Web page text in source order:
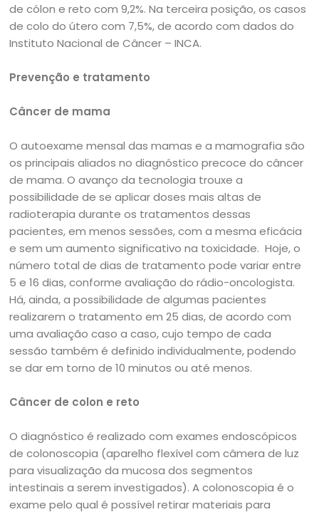
de cólon e reto com 9,2%. Na terceira posição, os casos
de colo do útero com 7,5%, de acordo com dados do
Instituto Nacional de Câncer – INCA.
Prevenção e tratamento
Câncer de mama
O autoexame mensal das mamas e a mamografia são
os principais aliados no diagnóstico precoce do câncer
de mama. O avanço da tecnologia trouxe a
possibilidade de se aplicar doses mais altas de
radioterapia durante os tratamentos dessas
pacientes, em menos sessões, com a mesma eficácia
e sem um aumento significativo na toxicidade. Hoje, o
número total de dias de tratamento pode variar entre
5 e 16 dias, conforme avaliação do rádio-oncologista.
Há, ainda, a possibilidade de algumas pacientes
realizarem o tratamento em 25 dias, de acordo com
uma avaliação caso a caso, cujo tempo de cada
sessão também é definido individualmente, podendo
se dar em torno de 10 minutos ou até menos.
Câncer de colon e reto
O diagnóstico é realizado com exames endoscópicos
de colonoscopia (aparelho flexível com câmera de luz
para visualização da mucosa dos segmentos
intestinais a serem investigados). A colonoscopia é o
exame pelo qual é possível retirar materiais para